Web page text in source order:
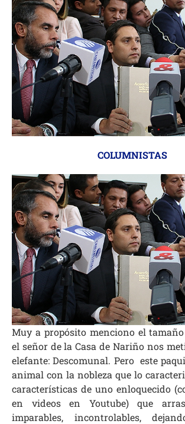
COLUMNISTAS
Muy a propósito menciono el
el señor de la Casa de Nariño nos
elefante: Descomunal. Pero este
animal con la nobleza que lo
características de uno enloquecido
en videos en Youtube) que
imparables, incontrolables,